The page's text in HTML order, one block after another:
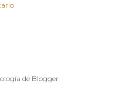
de Blogger